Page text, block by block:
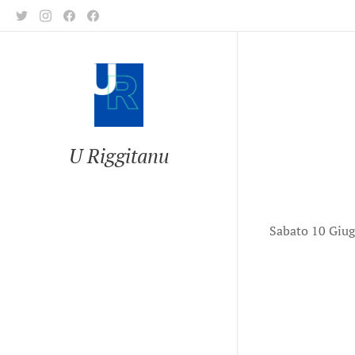
U Riggitanu
Sabato 10